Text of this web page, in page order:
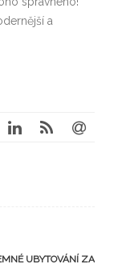
a
UBYTOVÁNÍ ZA